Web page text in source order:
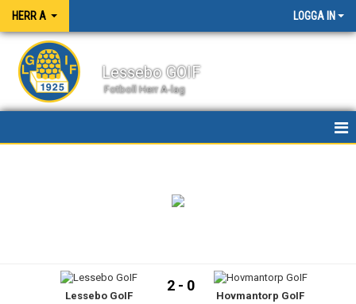
HERR A LOGGA IN
Lessebo GOIF
Fotboll Herr A-lag
Lessebo GoIF
2 - 0
Hovmantorp GoIF